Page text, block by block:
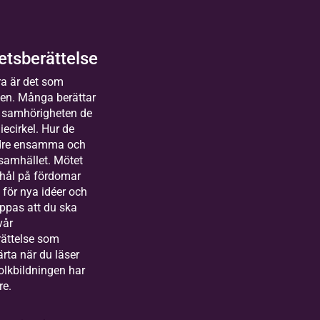
14 tillfällen
i katolska
till Bilda
långt
heart
är det som
Många berättar
de
Hur de
ensamma och
Mötet
på fördomar
nya idéer och
att du ska
som
när du läser
har